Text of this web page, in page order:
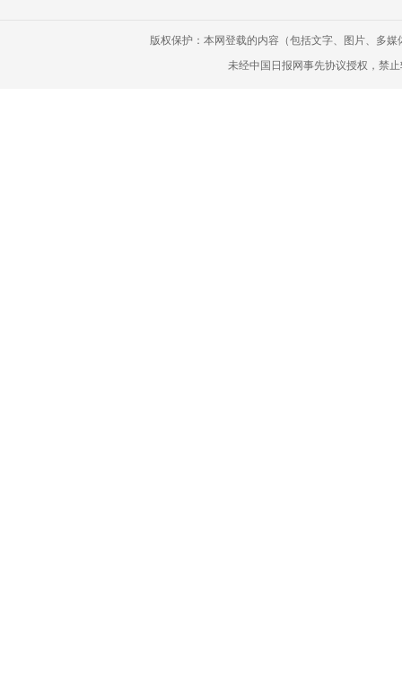
版权保护：本网登载的内容（包括文字、图片、多
未经中国日报网事先协议授权，禁止